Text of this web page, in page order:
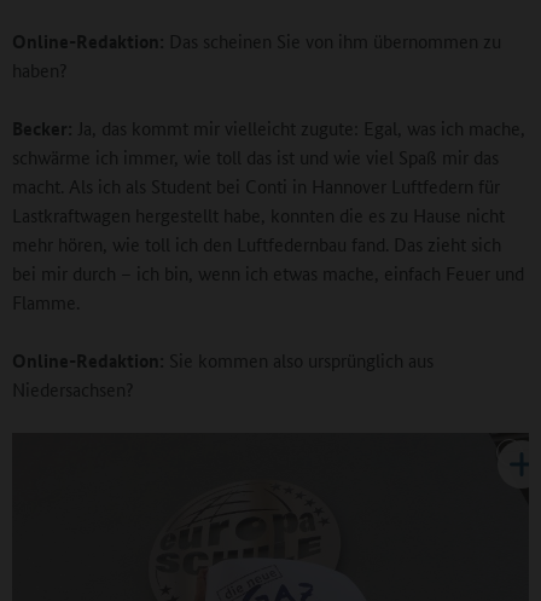
Online-Redaktion: Das scheinen Sie von ihm übernommen zu
haben?
Becker:
Ja, das kommt mir vielleicht zugute: Egal, was ich mache,
schwärme ich immer, wie toll das ist und wie viel Spaß mir das
macht. Als ich als Student bei Conti in Hannover Luftfedern für
Lastkraftwagen hergestellt habe, konnten die es zu Hause nicht
mehr hören, wie toll ich den Luftfedernbau fand. Das zieht sich
bei mir durch – ich bin, wenn ich etwas mache, einfach Feuer und
Flamme.
Online-Redaktion:
Sie kommen also ursprünglich aus
Niedersachsen?